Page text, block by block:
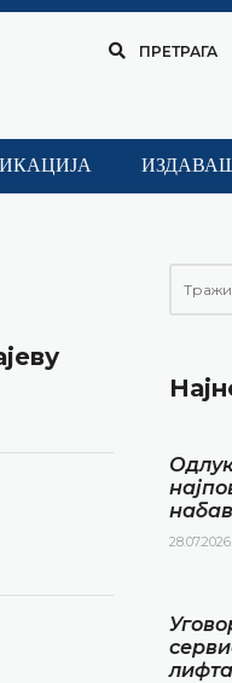
ПРЕТРАГА
28.07.2026.
лифта